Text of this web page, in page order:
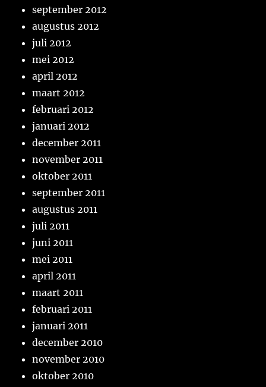
september 2012
augustus 2012
juli 2012
mei 2012
april 2012
maart 2012
februari 2012
januari 2012
december 2011
november 2011
oktober 2011
september 2011
augustus 2011
juli 2011
juni 2011
mei 2011
april 2011
maart 2011
februari 2011
januari 2011
december 2010
november 2010
oktober 2010